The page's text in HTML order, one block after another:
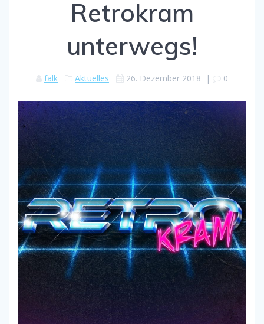
Retrokram
unterwegs!
falk Aktuelles 26. Dezember 2018 | 0